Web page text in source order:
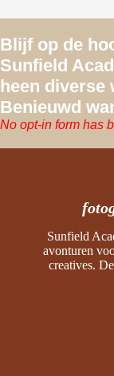
Blijf op de
Sunfield
heen
Benieuwd
No opt-in form has
Sunfield
avonturen
creatives.